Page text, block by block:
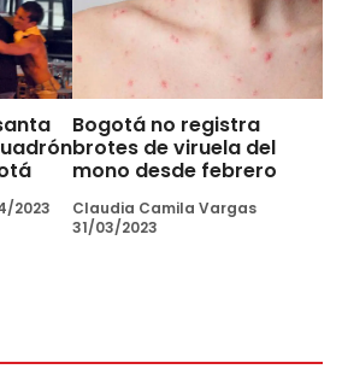
2023
Bogotá no registra
brotes de viruela del
mono desde febrero
Claudia Camila Vargas
31/03/2023